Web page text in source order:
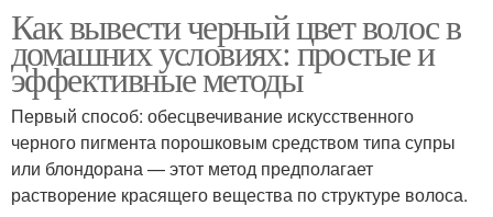
Как вывести черный цвет волос в
домашних условиях: простые и
эффективные методы
Первый способ: обесцвечивание искусственного
черного пигмента порошковым средством типа супры
или блондорана — этот метод предполагает
растворение красящего вещества по структуре волоса.